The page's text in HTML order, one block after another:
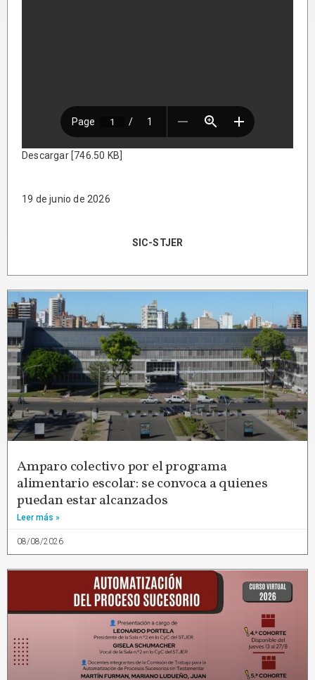
Descargar [746.50 KB]
19 de junio de 2026
SIC-STJER
Amparo colectivo por el programa
alimentario escolar: se convoca a quienes
puedan estar alcanzados
Leer más »
08/08/2026